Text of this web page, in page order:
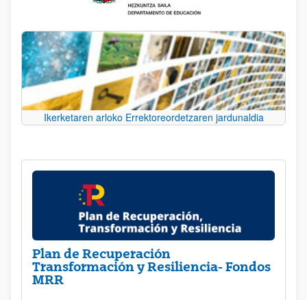
Ikerketaren arloko Errektoreordetzaren jardunaldia
Plan de Recuperación
Transformación y Resiliencia- Fondos
MRR